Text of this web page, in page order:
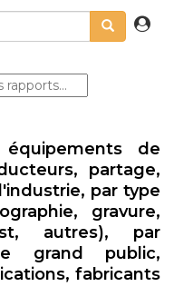
de
partage,
par type
gravure,
autres), par
grand public,
fabricants